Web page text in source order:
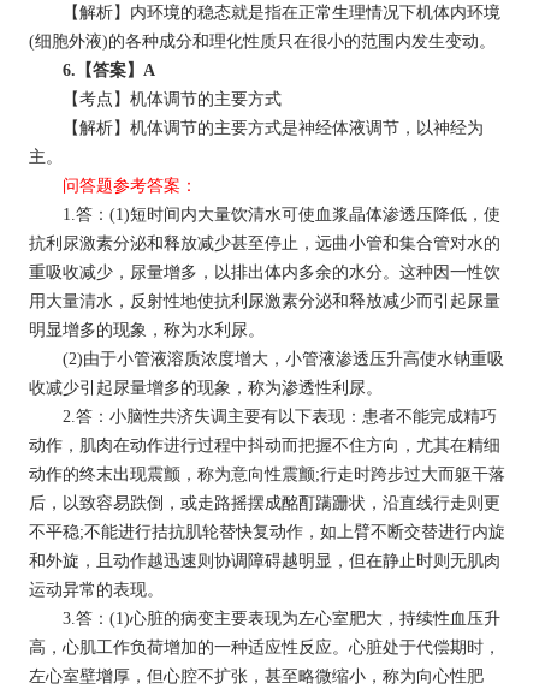
【解析】内环境的稳态就是指在正常生理情况下机体内环境
(细胞外液)的各种成分和理化性质只在很小的范围内发生变动。
6.【答案】A
【考点】机体调节的主要方式
【解析】机体调节的主要方式是神经体液调节，以神经为
主。
问答题参考答案：
1.答：(1)短时间内大量饮清水可使血浆晶体渗透压降低，使
抗利尿激素分泌和释放减少甚至停止，远曲小管和集合管对水的
重吸收减少，尿量增多，以排出体内多余的水分。这种因一性饮
用大量清水，反射性地使抗利尿激素分泌和释放减少而引起尿量
明显增多的现象，称为水利尿。
(2)由于小管液溶质浓度增大，小管液渗透压升高使水钠重吸
收减少引起尿量增多的现象，称为渗透性利尿。
2.答：小脑性共济失调主要有以下表现：患者不能完成精巧
动作，肌肉在动作进行过程中抖动而把握不住方向，尤其在精细
动作的终末出现震颤，称为意向性震颤;行走时跨步过大而躯干落
后，以致容易跌倒，或走路摇摆成酩酊蹒跚状，沿直线行走则更
不平稳;不能进行拮抗肌轮替快复动作，如上臂不断交替进行内旋
和外旋，且动作越迅速则协调障碍越明显，但在静止时则无肌肉
运动异常的表现。
3.答：(1)心脏的病变主要表现为左心室肥大，持续性血压升
高，心肌工作负荷增加的一种适应性反应。心脏处于代偿期时，
左心室壁增厚，但心腔不扩张，甚至略微缩小，称为向心性肥